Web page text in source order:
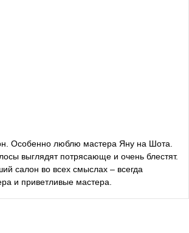
Особенно люблю мастера Яну на Шота.
выглядят потрясающе и очень блестят.
салон во всех смыслах – всегда
и приветливые мастера.